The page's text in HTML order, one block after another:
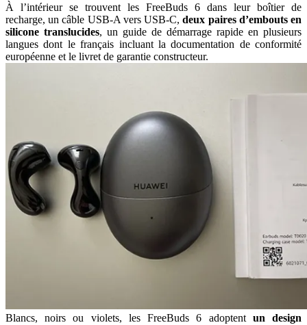
À l’intérieur se trouvent les FreeBuds 6 dans leur boîtier de
recharge, un câble USB-A vers USB-C,deux paires d’embouts en
silicone translucides, un guide de démarrage rapide en plusieurs
langues dont le français incluant la documentation de conformité
européenne et le livret de garantie constructeur.
Blancs, noirs ou violets, les FreeBuds 6 adoptent un design